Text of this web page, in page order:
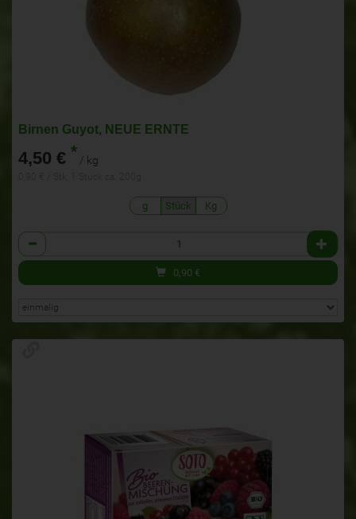
Birnen Guyot, NEUE ERNTE
4,50 € * / kg
g Stück Kg
Anzahl
0,90 €